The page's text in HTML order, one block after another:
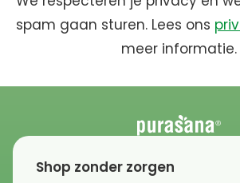
spam gaan sturen. Lees ons
meer informatie.
Shop zonder zorgen